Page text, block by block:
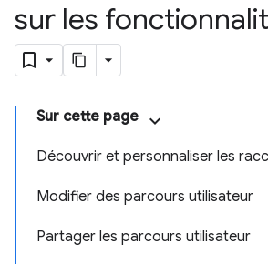
sur les
Sur cette page
Découvrir et personnaliser les
Modifier des parcours utilisateur
Partager les parcours utilisateur